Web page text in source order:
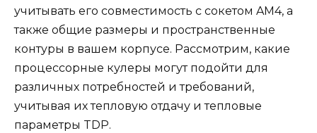
учитывать его совместимость с сокетом AM4, а
также общие размеры и пространственные
контуры в вашем корпусе. Рассмотрим, какие
процессорные кулеры могут подойти для
различных потребностей и требований,
учитывая их тепловую отдачу и тепловые
параметры TDP.